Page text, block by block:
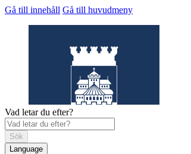
Gå till innehåll Gå till huvudmeny
Vad letar du efter?
Sök
Language